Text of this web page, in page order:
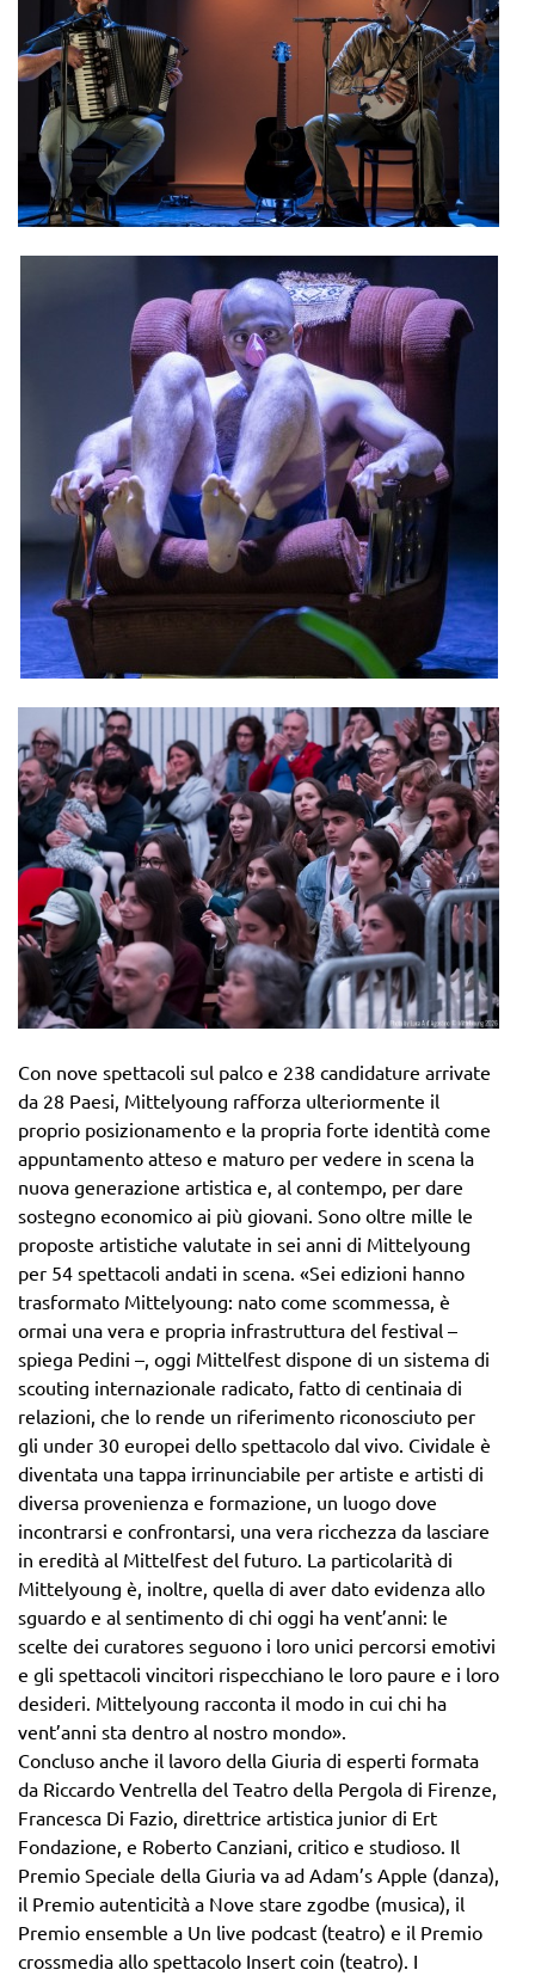
Con nove spettacoli sul palco e 238 candidature arrivate
da 28 Paesi, Mittelyoung rafforza ulteriormente il
proprio posizionamento e la propria forte identità come
appuntamento atteso e maturo per vedere in scena la
nuova generazione artistica e, al contempo, per dare
sostegno economico ai più giovani. Sono oltre mille le
proposte artistiche valutate in sei anni di Mittelyoung
per 54 spettacoli andati in scena. «Sei edizioni hanno
trasformato Mittelyoung: nato come scommessa, è
ormai una vera e propria infrastruttura del festival –
spiega Pedini –, oggi Mittelfest dispone di un sistema di
scouting internazionale radicato, fatto di centinaia di
relazioni, che lo rende un riferimento riconosciuto per
gli under 30 europei dello spettacolo dal vivo. Cividale è
diventata una tappa irrinunciabile per artiste e artisti di
diversa provenienza e formazione, un luogo dove
incontrarsi e confrontarsi, una vera ricchezza da lasciare
in eredità al Mittelfest del futuro. La particolarità di
Mittelyoung è, inoltre, quella di aver dato evidenza allo
sguardo e al sentimento di chi oggi ha vent’anni: le
scelte dei curatores seguono i loro unici percorsi emotivi
e gli spettacoli vincitori rispecchiano le loro paure e i loro
desideri. Mittelyoung racconta il modo in cui chi ha
vent’anni sta dentro al nostro mondo».
Concluso anche il lavoro della Giuria di esperti formata
da Riccardo Ventrella del Teatro della Pergola di Firenze,
Francesca Di Fazio, direttrice artistica junior di Ert
Fondazione, e Roberto Canziani, critico e studioso. Il
Premio Speciale della Giuria va ad Adam’s Apple (danza),
il Premio autenticità a Nove stare zgodbe (musica), il
Premio ensemble a Un live podcast (teatro) e il Premio
crossmedia allo spettacolo Insert coin (teatro). I